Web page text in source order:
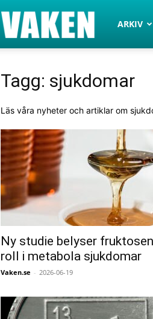
VAKEN.se
ARKIV
Tagg: sjukdomar
Läs våra nyheter och artiklar om
Ny studie belyser
roll i metabola sjukdomar
Vaken.se - 2026-06-19